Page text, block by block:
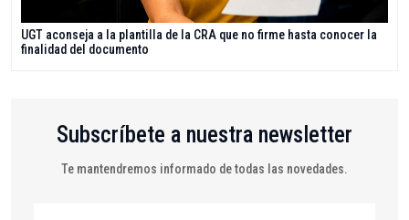
UGT aconseja a la plantilla de la CRA que no firme hasta conocer la
finalidad del documento
Subscríbete a nuestra newsletter
Te mantendremos informado de todas las novedades.